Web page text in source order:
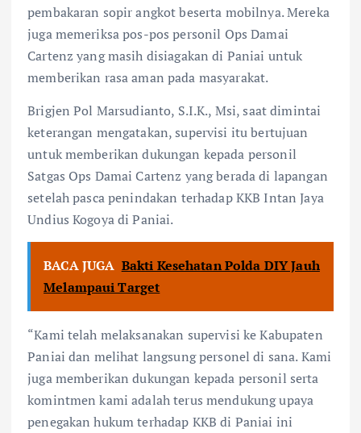
pembakaran sopir angkot beserta mobilnya. Mereka
juga memeriksa pos-pos personil Ops Damai
Cartenz yang masih disiagakan di Paniai untuk
memberikan rasa aman pada masyarakat.
Brigjen Pol Marsudianto, S.I.K., Msi, saat dimintai
keterangan mengatakan, supervisi itu bertujuan
untuk memberikan dukungan kepada personil
Satgas Ops Damai Cartenz yang berada di lapangan
setelah pasca penindakan terhadap KKB Intan Jaya
Undius Kogoya di Paniai.
BACA JUGA Bakti Kesehatan Polda DIY Jauh
Melampaui Target
“Kami telah melaksanakan supervisi ke Kabupaten
Paniai dan melihat langsung personel di sana. Kami
juga memberikan dukungan kepada personil serta
komintmen kami adalah terus mendukung upaya
penegakan hukum terhadap KKB di Paniai ini